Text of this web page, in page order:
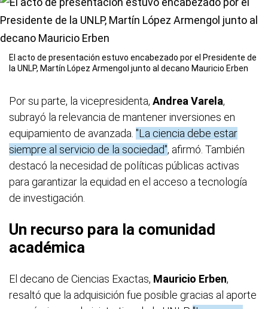
El acto de presentación estuvo encabezado por el Presidente de
la UNLP, Martín López Armengol junto al decano Mauricio Erben
Por su parte, la vicepresidenta, Andrea Varela,
subrayó la relevancia de mantener inversiones en
equipamiento de avanzada. "La ciencia debe estar
siempre al servicio de la sociedad", afirmó. También
destacó la necesidad de políticas públicas activas
para garantizar la equidad en el acceso a tecnología
de investigación.
Un recurso para la comunidad
académica
El decano de Ciencias Exactas, Mauricio Erben,
resaltó que la adquisición fue posible gracias al aporte